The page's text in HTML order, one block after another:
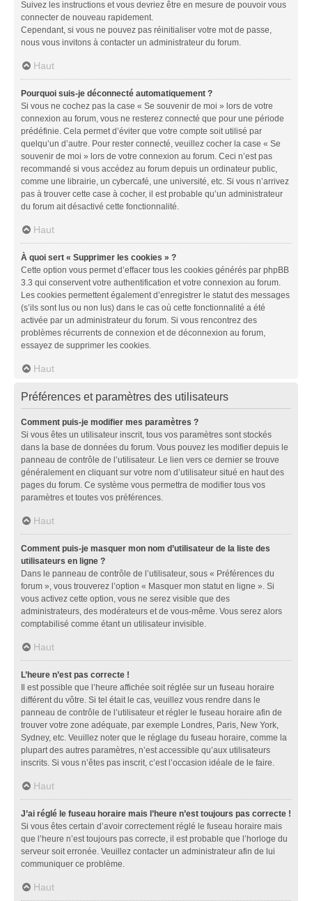
Suivez les instructions et vous devriez être en mesure de pouvoir vous
connecter de nouveau rapidement.
Cependant, si vous ne pouvez pas réinitialiser votre mot de passe,
nous vous invitons à contacter un administrateur du forum.
Haut
Pourquoi suis-je déconnecté automatiquement ?
Si vous ne cochez pas la case « Se souvenir de moi » lors de votre
connexion au forum, vous ne resterez connecté que pour une période
prédéfinie. Cela permet d’éviter que votre compte soit utilisé par
quelqu’un d’autre. Pour rester connecté, veuillez cocher la case « Se
souvenir de moi » lors de votre connexion au forum. Ceci n’est pas
recommandé si vous accédez au forum depuis un ordinateur public,
comme une librairie, un cybercafé, une université, etc. Si vous n’arrivez
pas à trouver cette case à cocher, il est probable qu’un administrateur
du forum ait désactivé cette fonctionnalité.
Haut
À quoi sert « Supprimer les cookies » ?
Cette option vous permet d’effacer tous les cookies générés par phpBB
3.3 qui conservent votre authentification et votre connexion au forum.
Les cookies permettent également d’enregistrer le statut des messages
(s’ils sont lus ou non lus) dans le cas où cette fonctionnalité a été
activée par un administrateur du forum. Si vous rencontrez des
problèmes récurrents de connexion et de déconnexion au forum,
essayez de supprimer les cookies.
Haut
Préférences et paramètres des utilisateurs
Comment puis-je modifier mes paramètres ?
Si vous êtes un utilisateur inscrit, tous vos paramètres sont stockés
dans la base de données du forum. Vous pouvez les modifier depuis le
panneau de contrôle de l’utilisateur. Le lien vers ce dernier se trouve
généralement en cliquant sur votre nom d’utilisateur situé en haut des
pages du forum. Ce système vous permettra de modifier tous vos
paramètres et toutes vos préférences.
Haut
Comment puis-je masquer mon nom d’utilisateur de la liste des
utilisateurs en ligne ?
Dans le panneau de contrôle de l’utilisateur, sous « Préférences du
forum », vous trouverez l’option « Masquer mon statut en ligne ». Si
vous activez cette option, vous ne serez visible que des
administrateurs, des modérateurs et de vous-même. Vous serez alors
comptabilisé comme étant un utilisateur invisible.
Haut
L’heure n’est pas correcte !
Il est possible que l’heure affichée soit réglée sur un fuseau horaire
différent du vôtre. Si tel était le cas, veuillez vous rendre dans le
panneau de contrôle de l’utilisateur et régler le fuseau horaire afin de
trouver votre zone adéquate, par exemple Londres, Paris, New York,
Sydney, etc. Veuillez noter que le réglage du fuseau horaire, comme la
plupart des autres paramètres, n’est accessible qu’aux utilisateurs
inscrits. Si vous n’êtes pas inscrit, c’est l’occasion idéale de le faire.
Haut
J’ai réglé le fuseau horaire mais l’heure n’est toujours pas correcte !
Si vous êtes certain d’avoir correctement réglé le fuseau horaire mais
que l’heure n’est toujours pas correcte, il est probable que l’horloge du
serveur soit erronée. Veuillez contacter un administrateur afin de lui
communiquer ce problème.
Haut